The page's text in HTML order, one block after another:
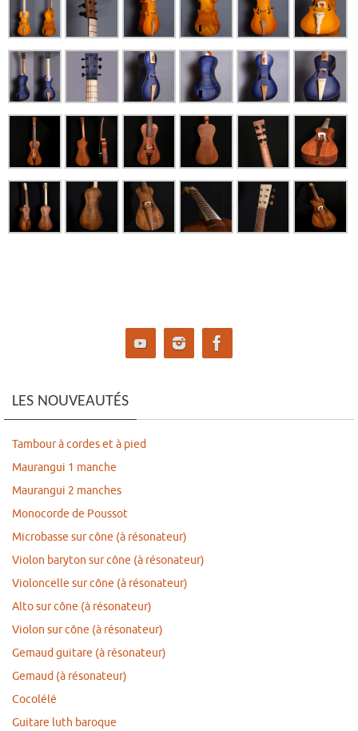
LES NOUVEAUTÉS
Tambour à cordes et à pied
Maurangui 1 manche
Maurangui 2 manches
Monocorde de Poussot
Microbasse sur cône (à résonateur)
Violon baryton sur cône (à résonateur)
Violoncelle sur cône (à résonateur)
Alto sur cône (à résonateur)
Violon sur cône (à résonateur)
Gemaud guitare (à résonateur)
Gemaud (à résonateur)
Cocolélé
Guitare luth baroque